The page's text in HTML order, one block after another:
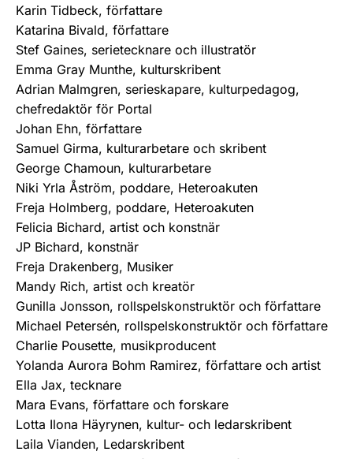
Karin Tidbeck, författare
Katarina Bivald, författare
Stef Gaines, serietecknare och illustratör
Emma Gray Munthe, kulturskribent
Adrian Malmgren, serieskapare, kulturpedagog,
chefredaktör för Portal
Johan Ehn, författare
Samuel Girma, kulturarbetare och skribent
George Chamoun, kulturarbetare
Niki Yrla Åström, poddare, Heteroakuten
Freja Holmberg, poddare, Heteroakuten
Felicia Bichard, artist och konstnär
JP Bichard, konstnär
Freja Drakenberg, Musiker
Mandy Rich, artist och kreatör
Gunilla Jonsson, rollspelskonstruktör och författare
Michael Petersén, rollspelskonstruktör och författare
Charlie Pousette, musikproducent
Yolanda Aurora Bohm Ramirez, författare och artist
Ella Jax, tecknare
Mara Evans, författare och forskare
Lotta Ilona Häyrynen, kultur- och ledarskribent
Laila Vianden, Ledarskribent